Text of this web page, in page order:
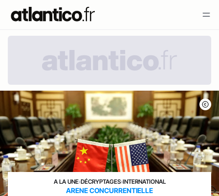
A LA UNE›DÉCRYPTAGES›INTERNATIONAL
ARENE CONCURRENTIELLE